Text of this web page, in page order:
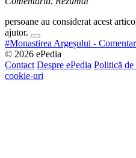
persoane au considerat acest
ajutor.
#Monastirea Argeșului -
© 2026 ePedia
Contact Despre ePedia Politică
cookie-uri